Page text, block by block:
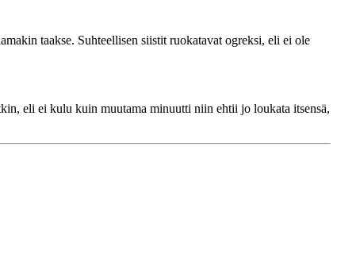
taakse. Suhteellisen siistit ruokatavat ogreksi, eli ei ole
eli ei kulu kuin muutama minuutti niin ehtii jo loukata itsensä,